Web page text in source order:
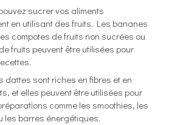
sucrer vos aliments
en utilisant des fruits. Les bananes
compotes de fruits non sucrées ou
fruits peuvent être utilisées pour
dattes sont riches en fibres et en
et elles peuvent être utilisées pour
comme les smoothies, les
les barres énergétiques.